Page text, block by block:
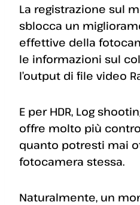
La registrazione sul
sblocca un
effettive della
le informazioni sul
l’output di file video
E per HDR, Log
offre molto più
quanto potresti mai
fotocamera stessa.
Naturalmente, un